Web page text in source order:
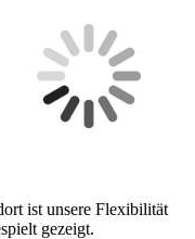
ist unsere Flexibilität
gezeigt.